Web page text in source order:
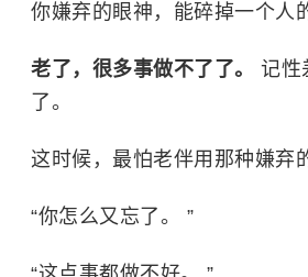
你嫌弃的眼神，能碎掉一个人
老了，很多事做不了了。 记性
了。
这时候，最怕老伴用那种嫌弃
“你怎么又忘了。 ”